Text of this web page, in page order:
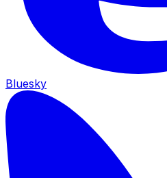
Bluesky